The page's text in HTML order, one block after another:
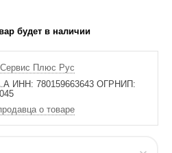
будет в наличии
Сервис Плюс Рус
ИНН: 780159663643 ОГРНИП:
о товаре